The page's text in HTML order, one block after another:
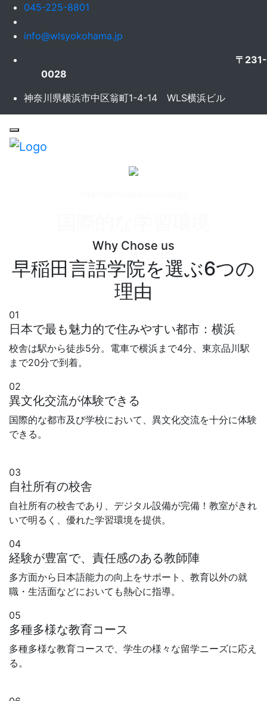
045-225-8801
info@wlsyokohama.jp
〒231-
0028
神奈川県横浜市中区翁町1-4-14 WLS横浜ビル
Previous
Next
Why Chose us
早稲田言語学院を選ぶ6つの
理由
01
日本で最も魅力的で住みやすい都市：横浜
校舎は駅から徒歩5分。電車で横浜まで4分、東京品川駅
まで20分で到着。
02
異文化交流が体験できる
国際的な都市及び学校において、異文化交流を十分に体験
できる。
03
自社所有の校舎
自社所有の校舎であり、デジタル設備が完備！教室がきれ
いで明るく、優れた学習環境を提供。
04
経験が豊富で、責任感のある教師陣
多方面から日本語能力の向上をサポート、教育以外の就
職・生活面などにおいても熱心に指導。
05
多種多様な教育コース
多種多様な教育コースで、学生の様々な留学ニーズに応え
る。